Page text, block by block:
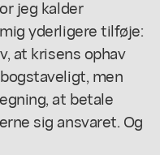
jeg kalder
yderligere tilføje:
at krisens ophav
men
at betale
sig ansvaret. Og